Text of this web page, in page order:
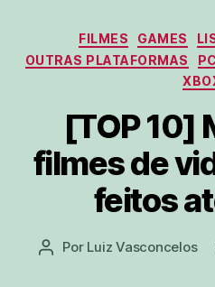
FILMES GAMES
OUTRAS PLATAFORMAS
PC
[TOP 10]
filmes de
feitos
Autor
Por Luiz Vasconcelos